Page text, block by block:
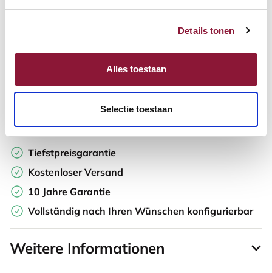
Details tonen
Alles toestaan
Selectie toestaan
Auf der Suche nach Stückzahlen? Machen Sie Ihren Arbeitsplatz
komplett und fordern Sie direkt ein individuelles Angebot an.
Zur Vergleichsliste hinzufügen
Tiefstpreisgarantie
Kostenloser Versand
10 Jahre Garantie
Vollständig nach Ihren Wünschen konfigurierbar
Weitere Informationen